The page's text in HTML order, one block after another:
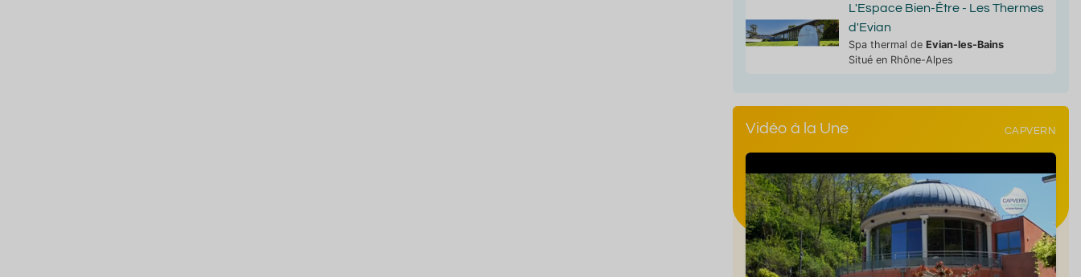
L'Espace Bien-Être - Les Thermes
d'Evian
Spa thermal de Evian-les-Bains
Situé en Rhône-Alpes
Vidéo à la Une CAPVERN